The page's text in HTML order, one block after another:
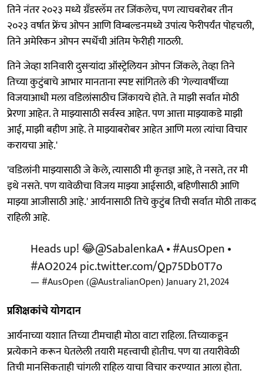
तिने नंतर २०२३ मध्ये ग्रँडस्लॅम तर जिंकलेच, पण त्याचबरोबर तीन
२०२३ वर्षात फ्रेंच ओपन आणि विम्बल्डनमध्ये उपांत्य फेरीपर्यंत पोहचली,
तिने अमेरिकन ओपन स्पर्धेची अंतिम फेरीही गाठली.
तिने जेव्हा शनिवारी दुसऱ्यांदा ऑस्ट्रेलियन ओपन जिंकले, तेव्हा तिने
तिच्या कुटुंबाचे आभार मानताना स्पष्ट सांगितले की 'गेल्यावर्षीच्या
विजयाआधी मला वडिलांसाठीच जिंकायचे होते. ते माझी सर्वात मोठी
प्रेरणा आहेत. ते माझ्यासाठी सर्वस्व आहेत. पण आत्ता माझ्याकडे माझी
आई, माझी बहीण आहे. ते माझ्याबरोबर आहेत आणि मला त्यांचा विचार
करायचा आहे.'
'वडिलांनी माझ्यासाठी जे केले, त्यासाठी मी कृतज्ञ आहे, ते नसते, तर मी
इथे नसते. पण यावेळीचा विजय माझ्या आईसाठी, बहिणीसाठी आणि
माझ्या आजीसाठी आहे.' आर्यनासाठी तिचे कुटुंब तिची सर्वात मोठी ताकद
राहिली आहे.
Heads up! 😂@SabalenkaA•#AusOpen•
#AO2024pic.twitter.com/Qp75Db0T7o
— #AusOpen (@AustralianOpen)January 21, 2024
प्रशिक्षकांचे योगदान
आर्यनाच्या यशात तिच्या टीमचाही मोठा वाटा राहिला. तिच्याकडून
प्रत्येकाने करून घेतलेली तयारी महत्त्वाची होतीच. पण या तयारीवेळी
तिची मानसिकताही चांगली राहिल याचा विचार करण्यात आला होता.